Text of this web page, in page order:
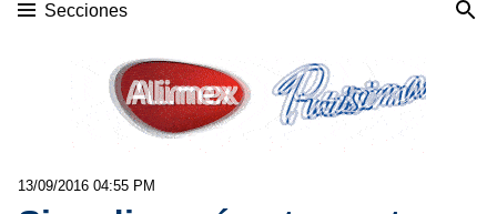
Secciones
13/09/2016 04:55 PM